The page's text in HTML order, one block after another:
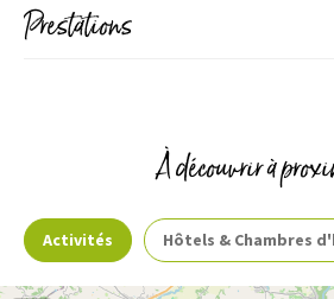
Prestations
À découvrir à
Activités Hôtels & Chambres